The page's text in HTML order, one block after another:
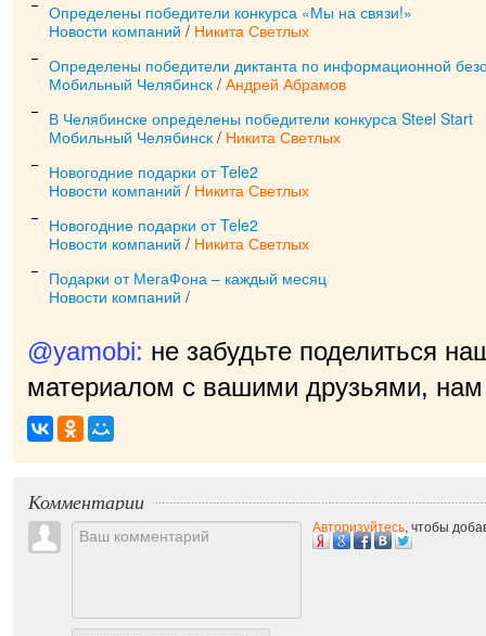
Определены победители конкурса «Мы на связи!»
Новости компаний / Никита Светлых
Определены победители диктанта по информационной
Мобильный Челябинск / Андрей Абрамов
В Челябинске определены победители конкурса Steel Start
Мобильный Челябинск / Никита Светлых
Новогодние подарки от Tele2
Новости компаний / Никита Светлых
Новогодние подарки от Tele2
Новости компаний / Никита Светлых
Подарки от МегаФона – каждый месяц
Новости компаний /
@yamobi: не забудьте поделиться
материалом с вашими друзьями, нам
п|
Комментарии